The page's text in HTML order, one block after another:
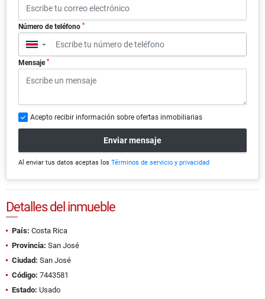
Número de teléfono *
▼
Mensaje *
Acepto recibir información sobre ofertas inmobiliarias
Enviar mensaje
Al enviar tus datos aceptas los Términos de servicio y privacidad
Detalles del inmueble
País: Costa Rica
Provincia: San José
Ciudad: San José
Código: 7443581
Estado: Usado